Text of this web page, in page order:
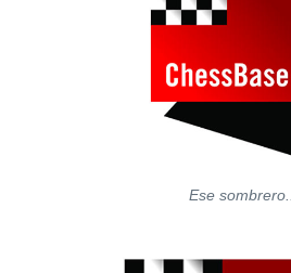
Ese sombrero...